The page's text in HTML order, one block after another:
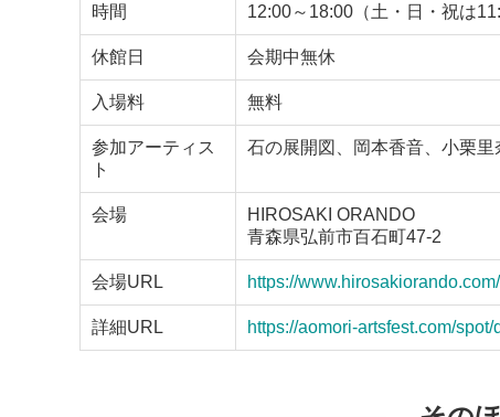
時間 12:00～18:00（土・日・祝は
休館日 会期中無休
入場料 無料
参加アーティス
ト
石の展開図、岡本香音、小栗
会場
HIROSAKI ORANDO
青森県弘前市百石町47-2
会場URL https://www.hirosakiorando.com/
詳細URL https://aomori-artsfest.com/spot/